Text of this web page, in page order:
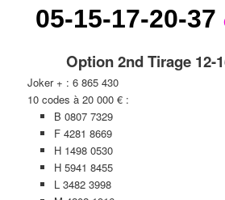
05-15-17-20-37
Option 2nd Tirage 12-
Joker + : 6 865 430
10 codes à 20 000 € :
B 0807 7329
F 4281 8669
H 1498 0530
H 5941 8455
L 3482 3998